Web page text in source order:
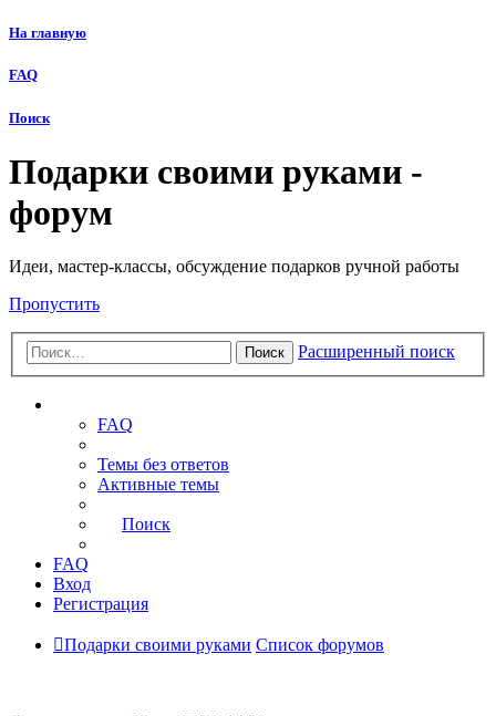
На главную
FAQ
Поиск
Подарки своими руками -
форум
Идеи, мастер-классы, обсуждение подарков ручной работы
Пропустить
Поиск Расширенный поиск
FAQ
Темы без ответов
Активные темы
Поиск
FAQ
Вход
Регистрация
Подарки своими руками Список форумов